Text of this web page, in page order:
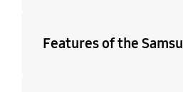
Features of the